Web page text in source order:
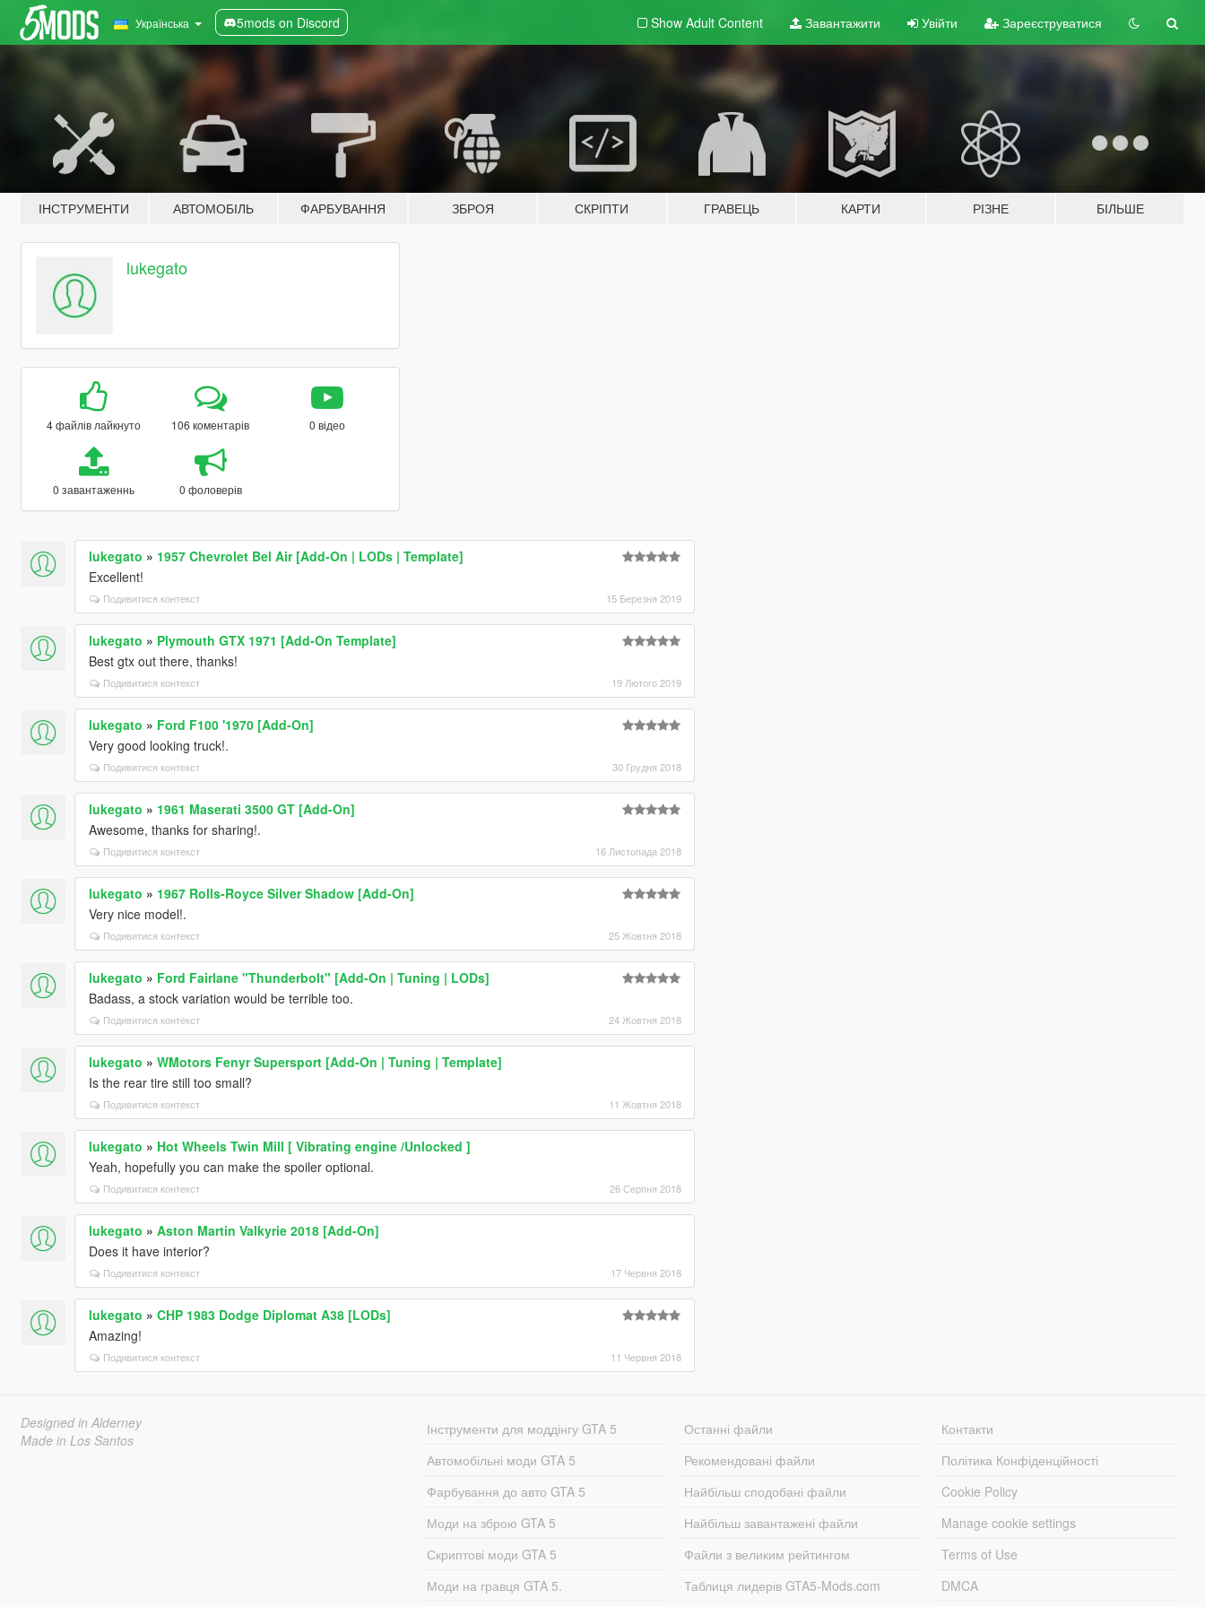
Українська 5mods on Discord Show Adult Content Завантажити Увійти Зареєструватися
ІНСТРУМЕНТИ АВТОМОБІЛЬ ФАРБУВАННЯ ЗБРОЯ СКРІПТИ ГРАВЕЦЬ КАРТИ РІЗНЕ БІЛЬШЕ
lukegato
4 файлів лайкнуто 106 коментарів 0 відео
0 завантаженнь 0 фоловерів
lukegato » 1957 Chevrolet Bel Air [Add-On | LODs | Template]
Excellent!
Подивитися контекст 15 Березня 2019
lukegato » Plymouth GTX 1971 [Add-On Template]
Best gtx out there, thanks!
Подивитися контекст 19 Лютого 2019
lukegato » Ford F100 '1970 [Add-On]
Very good looking truck!.
Подивитися контекст 30 Грудня 2018
lukegato » 1961 Maserati 3500 GT [Add-On]
Awesome, thanks for sharing!.
Подивитися контекст 16 Листопада 2018
lukegato » 1967 Rolls-Royce Silver Shadow [Add-On]
Very nice model!.
Подивитися контекст 25 Жовтня 2018
lukegato » Ford Fairlane "Thunderbolt" [Add-On | Tuning | LODs]
Badass, a stock variation would be terrible too.
Подивитися контекст 24 Жовтня 2018
lukegato » WMotors Fenyr Supersport [Add-On | Tuning | Template]
Is the rear tire still too small?
Подивитися контекст 11 Жовтня 2018
lukegato » Hot Wheels Twin Mill [ Vibrating engine /Unlocked ]
Yeah, hopefully you can make the spoiler optional.
Подивитися контекст 26 Серпня 2018
lukegato » Aston Martin Valkyrie 2018 [Add-On]
Does it have interior?
Подивитися контекст 17 Червня 2018
lukegato » CHP 1983 Dodge Diplomat A38 [LODs]
Amazing!
Подивитися контекст 11 Червня 2018
Designed in Alderney
Made in Los Santos
Інструменти для моддінгу GTA 5
Автомобільні моди GTA 5
Фарбування до авто GTA 5
Моди на зброю GTA 5
Скриптові моди GTA 5
Моди на гравця GTA 5.
Останні файли
Рекомендовані файли
Найбільш сподобані файли
Найбільш завантажені файли
Файли з великим рейтингом
Таблиця лидерів GTA5-Mods.com
Контакти
Політика Конфіденційності
Cookie Policy
Manage cookie settings
Terms of Use
DMCA